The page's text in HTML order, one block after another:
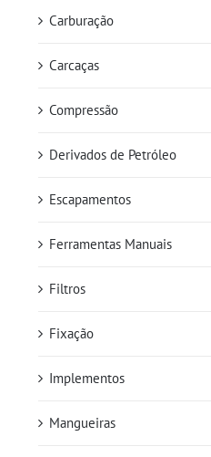
Carburação
Carcaças
Compressão
Derivados de Petróleo
Escapamentos
Ferramentas Manuais
Filtros
Fixação
Implementos
Mangueiras